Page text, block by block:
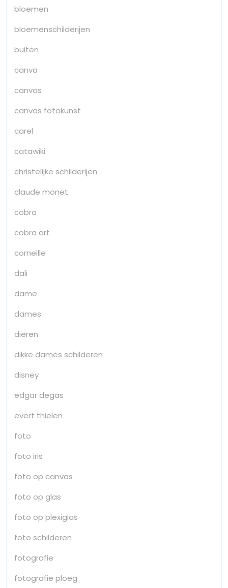
bloemen
bloemenschilderijen
buiten
canva
canvas
canvas fotokunst
carel
catawiki
christelijke schilderijen
claude monet
cobra
cobra art
corneille
dali
dame
dames
dieren
dikke dames schilderen
disney
edgar degas
evert thielen
foto
foto iris
foto op canvas
foto op glas
foto op plexiglas
foto schilderen
fotografie
fotografie ploeg